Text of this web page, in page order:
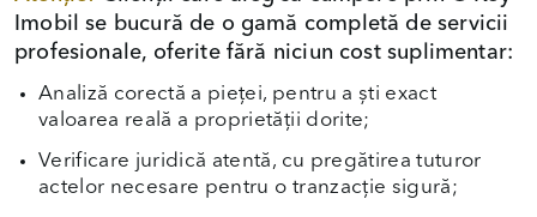
Imobil se bucură de o gamă completă de servicii
profesionale, oferite fără niciun cost suplimentar:
Analiză corectă a pieței, pentru a ști exact
valoarea reală a proprietății dorite;
Verificare juridică atentă, cu pregătirea tuturor
actelor necesare pentru o tranzacție sigură;